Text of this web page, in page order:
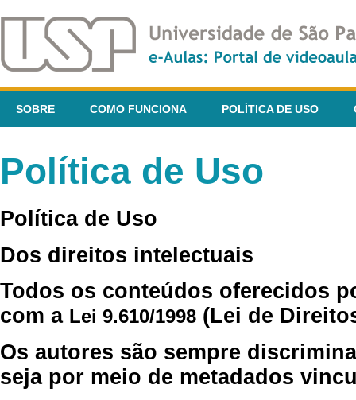
SOBRE COMO FUNCIONA POLÍTICA DE USO
Política de Uso
Política de Uso
Dos direitos intelectuais
Todos os conteúdos oferecidos
com a Lei 9.610/1998 (Lei de
Os autores são sempre
seja por meio de metadados